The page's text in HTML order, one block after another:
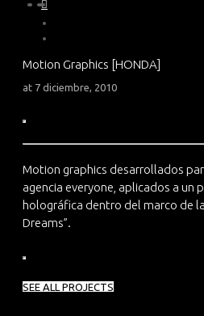
Motion Graphics [HONDA]
at 7 diciembre, 2010
Motion graphics desarrollados
agencia everyone, aplicados a un
holográfica dentro del marco de
Dreams”.
SEE ALL PROJECTS